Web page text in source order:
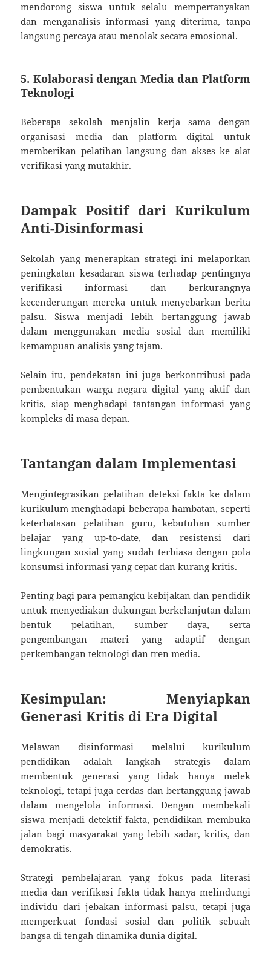
mendorong siswa untuk selalu mempertanyakan
dan menganalisis informasi yang diterima, tanpa
langsung percaya atau menolak secara emosional.
5. Kolaborasi dengan Media dan Platform
Teknologi
Beberapa sekolah menjalin kerja sama dengan
organisasi media dan platform digital untuk
memberikan pelatihan langsung dan akses ke alat
verifikasi yang mutakhir.
Dampak Positif dari Kurikulum
Anti-Disinformasi
Sekolah yang menerapkan strategi ini melaporkan
peningkatan kesadaran siswa terhadap pentingnya
verifikasi informasi dan berkurangnya
kecenderungan mereka untuk menyebarkan berita
palsu. Siswa menjadi lebih bertanggung jawab
dalam menggunakan media sosial dan memiliki
kemampuan analisis yang tajam.
Selain itu, pendekatan ini juga berkontribusi pada
pembentukan warga negara digital yang aktif dan
kritis, siap menghadapi tantangan informasi yang
kompleks di masa depan.
Tantangan dalam Implementasi
Mengintegrasikan pelatihan deteksi fakta ke dalam
kurikulum menghadapi beberapa hambatan, seperti
keterbatasan pelatihan guru, kebutuhan sumber
belajar yang up-to-date, dan resistensi dari
lingkungan sosial yang sudah terbiasa dengan pola
konsumsi informasi yang cepat dan kurang kritis.
Penting bagi para pemangku kebijakan dan pendidik
untuk menyediakan dukungan berkelanjutan dalam
bentuk pelatihan, sumber daya, serta
pengembangan materi yang adaptif dengan
perkembangan teknologi dan tren media.
Kesimpulan: Menyiapkan
Generasi Kritis di Era Digital
Melawan disinformasi melalui kurikulum
pendidikan adalah langkah strategis dalam
membentuk generasi yang tidak hanya melek
teknologi, tetapi juga cerdas dan bertanggung jawab
dalam mengelola informasi. Dengan membekali
siswa menjadi detektif fakta, pendidikan membuka
jalan bagi masyarakat yang lebih sadar, kritis, dan
demokratis.
Strategi pembelajaran yang fokus pada literasi
media dan verifikasi fakta tidak hanya melindungi
individu dari jebakan informasi palsu, tetapi juga
memperkuat fondasi sosial dan politik sebuah
bangsa di tengah dinamika dunia digital.